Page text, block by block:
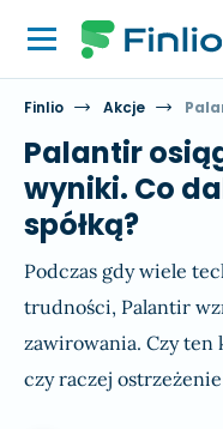
Finlio Akcje
Palantir
wyniki. Co
spółką?
Podczas gdy wiele
trudności, Palantir
zawirowania. Czy ten
czy raczej